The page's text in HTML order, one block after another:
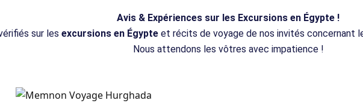
Avis & Expériences sur les Excursions en Égypte !
sur les excursions en Égypteet récits de voyage de nos invités concernant
Nous attendons les vôtres avec impatience !